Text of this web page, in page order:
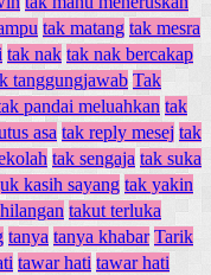
tak matang tak mesra
tak nak tak nak bercakap
tanggungjawab Tak
pandai meluahkan tak
asa tak reply mesej tak
tak sengaja tak suka
kasih sayang tak yakin
takut terluka
tanya tanya khabar Tarik
tawar hati tawar hati